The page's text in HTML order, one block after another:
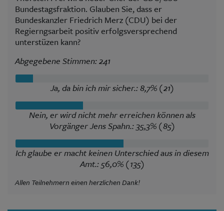
Bundestagsfraktion. Glauben Sie, dass er
Bundeskanzler Friedrich Merz (CDU) bei der
Regierngsarbeit positiv erfolgsversprechend
unterstüzen kann?
Abgegebene Stimmen: 241
Ja, da bin ich mir sicher.: 8,7% (21)
Nein, er wird nicht mehr erreichen können als
Vorgänger Jens Spahn.: 35,3% (85)
Ich glaube er macht keinen Unterschied aus in diesem
Amt.: 56,0% (135)
Allen Teilnehmern einen herzlichen Dank!